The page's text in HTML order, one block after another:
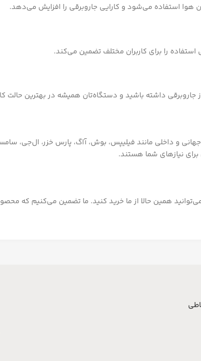
هوا استفاده می‌شود و کارایی جاروبرقی را افزایش می‌دهد.
را برای کاربران مختلف تضمین می‌کند.
داشته باشید و دستگاه‌تان همیشه در بهترین حالت
جهانی و داخلی مانند فیلیپس، بوش، آاگ، پارس خزر، ال‌جی،
برای نیازهای شما هستند.
می‌توانید همین حالا از ما خرید کنید. ما تضمین می‌کنیم که